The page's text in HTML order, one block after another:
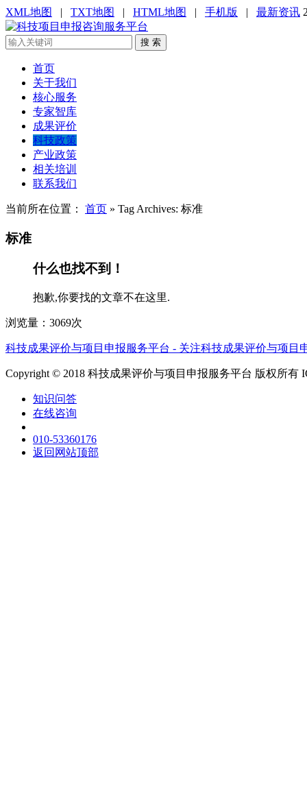
XML地图 | TXT地图 | HTML地图 | 手机版 | 最新资讯
搜 索
首页
关于我们
核心服务
专家智库
成果评价
科技政策
产业政策
相关培训
联系我们
当前所在位置： 首页 » Tag Archives: 标准
标准
什么也找不到！
抱歉,你要找的文章不在这里.
浏览量：3069次
科技成果评价与项目申报服务平台 - 关注科技成果评价与项目
Copyright © 2018 科技成果评价与项目申报服务平台 版权所有
知识问答
在线咨询
010-53360176
返回网站顶部